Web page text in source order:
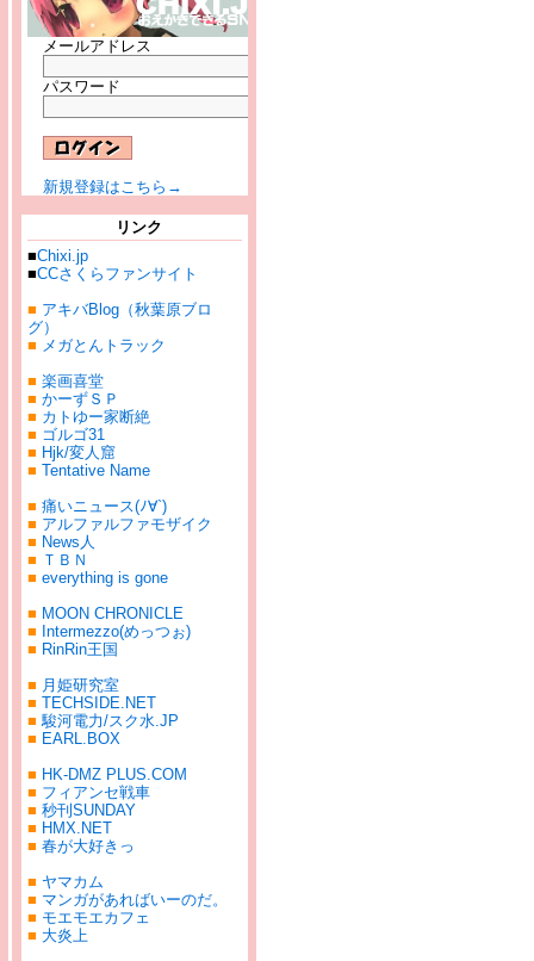
メールアドレス
パスワード
新規登録はこちら→
リンク
■Chixi.jp
■CCさくらファンサイト
■ アキバBlog（秋葉原ブロ
グ）
■ メガとんトラック
■ 楽画喜堂
■ かーずＳＰ
■ カトゆー家断絶
■ ゴルゴ31
■ Hjk/変人窟
■ Tentative Name
■ 痛いニュース(ﾉ∀`)
■ アルファルファモザイク
■ News人
■ ＴＢＮ
■ everything is gone
■ MOON CHRONICLE
■ Intermezzo(めっつぉ)
■ RinRin王国
■ 月姫研究室
■ TECHSIDE.NET
■駿河電力/スク水.JP
■ EARL.BOX
■ HK-DMZ PLUS.COM
■ フィアンセ戦車
■ 秒刊SUNDAY
■ HMX.NET
■ 春が大好きっ
■ ヤマカム
■ マンガがあればいーのだ。
■ モエモエカフェ
■ 大炎上